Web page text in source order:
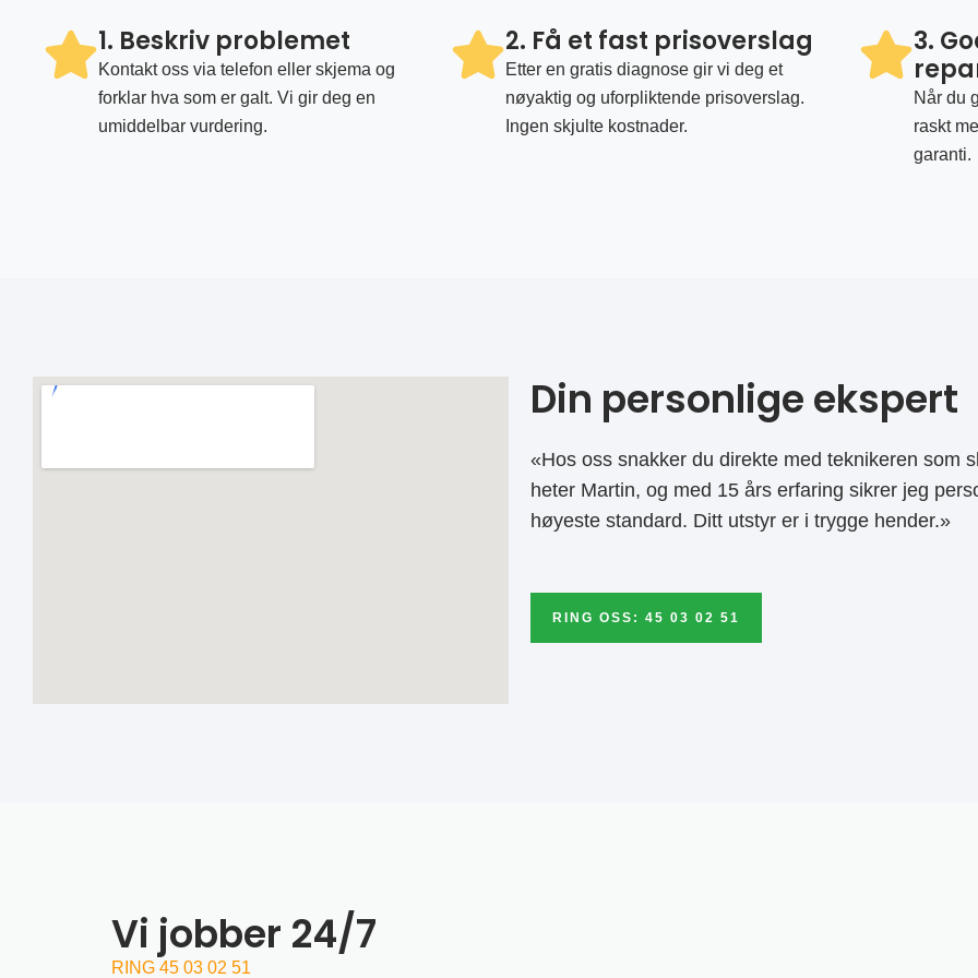
1. Beskriv problemet
Kontakt oss via telefon eller skjema og
forklar hva som er galt. Vi gir deg en
umiddelbar vurdering.
2. Få et fast prisoverslag
Etter en gratis diagnose gir vi deg et
nøyaktig og uforpliktende prisoverslag.
Ingen skjulte kostnader.
3.
Når du
raskt
garanti.
Din personlige ekspert
«Hos oss snakker du direkte med teknikeren som
heter Martin, og med 15 års erfaring sikrer jeg
høyeste standard. Ditt utstyr er i trygge hender.»
RING OSS: 45 03 02 51
Vi jobber 24/7
RING 45 03 02 51